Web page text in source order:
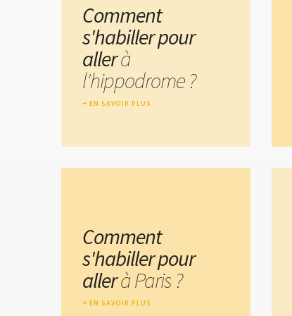
Comment
s'habiller pour
allerà
l'hippodrome ?
EN SAVOIR PLUS
Comment
s'habiller pour
allerà Paris ?
EN SAVOIR PLUS